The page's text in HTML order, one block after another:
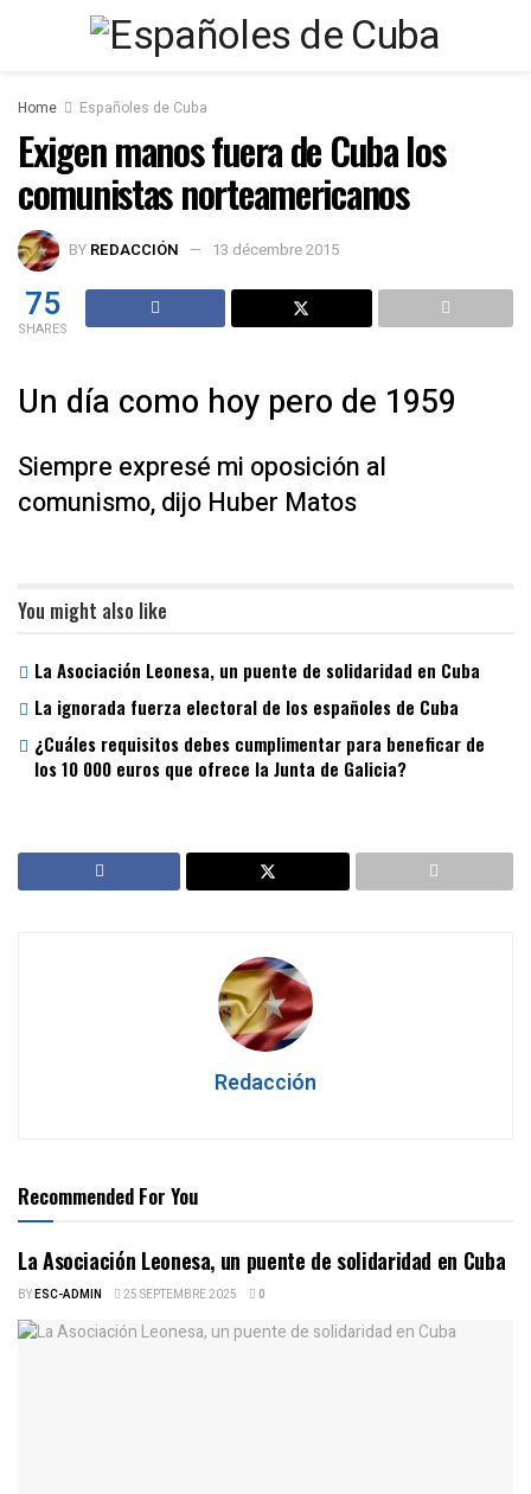
Home Españoles de Cuba
Exigen manos fuera de Cuba los
comunistas norteamericanos
BY REDACCIÓN 13 décembre 2015
75
SHARES
Un día como hoy pero de 1959
Siempre expresé mi oposición al
comunismo, dijo Huber Matos
You might also like
La Asociación Leonesa, un puente de solidaridad en Cuba
La ignorada fuerza electoral de los españoles de Cuba
¿Cuáles requisitos debes cumplimentar para beneficar de
los 10 000 euros que ofrece la Junta de Galicia?
Redacción
Recommended For You
La Asociación Leonesa, un puente de solidaridad en Cuba
BYESC-ADMIN 25 SEPTEMBRE 2025 0